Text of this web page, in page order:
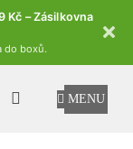
Kč – Zásilkovna
do boxů.